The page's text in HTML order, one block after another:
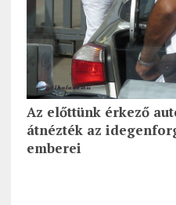
Az előttünk érkező
átnézték az
emberei